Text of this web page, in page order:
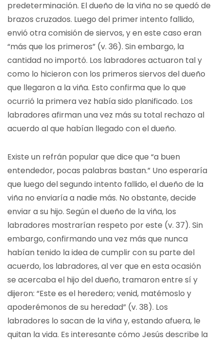
predeterminación. El dueño de la viña no se quedó de
brazos cruzados. Luego del primer intento fallido,
envió otra comisión de siervos, y en este caso eran
“más que los primeros” (v. 36). Sin embargo, la
cantidad no importó. Los labradores actuaron tal y
como lo hicieron con los primeros siervos del dueño
que llegaron a la viña. Esto confirma que lo que
ocurrió la primera vez había sido planificado. Los
labradores afirman una vez más su total rechazo al
acuerdo al que habían llegado con el dueño.
Existe un refrán popular que dice que “a buen
entendedor, pocas palabras bastan.” Uno esperaría
que luego del segundo intento fallido, el dueño de la
viña no enviaría a nadie más. No obstante, decide
enviar a su hijo. Según el dueño de la viña, los
labradores mostrarían respeto por este (v. 37). Sin
embargo, confirmando una vez más que nunca
habían tenido la idea de cumplir con su parte del
acuerdo, los labradores, al ver que en esta ocasión
se acercaba el hijo del dueño, tramaron entre sí y
dijeron: “Este es el heredero; venid, matémoslo y
apoderémonos de su heredad” (v. 38). Los
labradores lo sacan de la viña y, estando afuera, le
quitan la vida. Es interesante cómo Jesús describe la